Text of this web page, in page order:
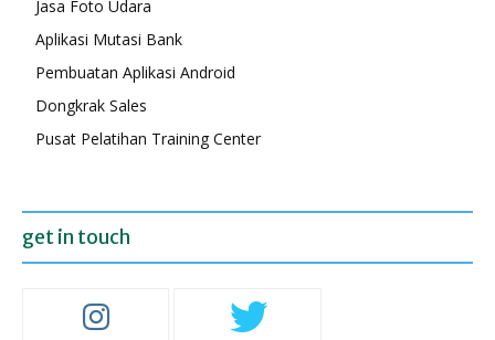
Jasa Foto Udara
Aplikasi Mutasi Bank
Pembuatan Aplikasi Android
Dongkrak Sales
Pusat Pelatihan Training Center
get in touch